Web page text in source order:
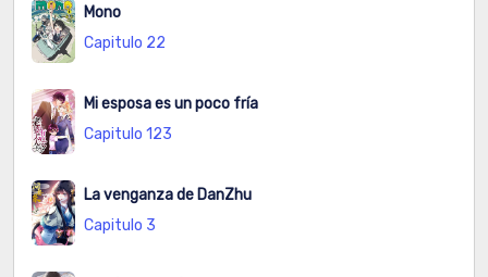
Capitulo
62
Capitulo
61
60
Capitulo
Mono
Capitulo 22
Mi esposa es un poco fría
Capitulo 123
La venganza de DanZhu
Capitulo 3